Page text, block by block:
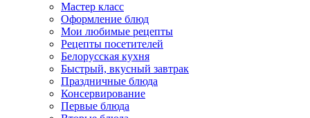
Мастер класс
Оформление блюд
Мои любимые рецепты
Рецепты посетителей
Белорусская кухня
Быстрый, вкусный завтрак
Праздничные блюда
Консервирование
Первые блюда